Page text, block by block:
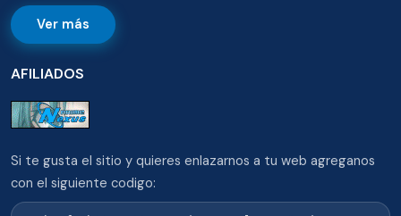
Ver más
AFILIADOS
Si te gusta el sitio y quieres enlazarnos a tu web agreganos
con el siguiente codigo: